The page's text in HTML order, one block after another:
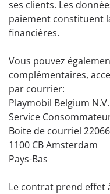
ses clients. Les
paiement constituent
financières.
Vous pouvez
complémentaires,
par courrier:
Playmobil Belgium N.V.
Service
Boite de courriel 22066
1100 CB Amsterdam
Pays-Bas
Le contrat prend effet